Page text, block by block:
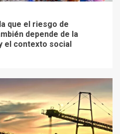
que el riesgo de
depende de la
el contexto social